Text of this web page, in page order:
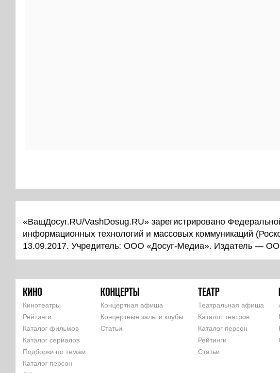
«ВашДосуг.RU/VashDosug.RU» зарегистрировано
информационных технологий и массовых коммуникаций
13.09.2017. Учредитель: ООО «Досуг-Медиа». Издатель —
КИНО
Кинотеатры
Рейтинги
Каталог фильмов
Каталог сериалов
Подборки по темам
Каталог персон
КОНЦЕРТЫ
Концертная афиша
Концертные залы и клубы
Статьи
ТЕАТР
Театральная афиша
Каталог театров
Каталог персон
Рейтинги
Статьи